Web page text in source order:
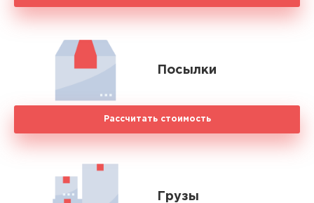
Посылки
Рассчитать стоимость
Грузы